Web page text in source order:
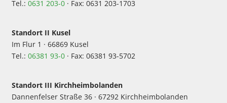
Tel.: 0631 203-0 · Fax: 0631 203-1703
Standort II Kusel
Im Flur 1 · 66869 Kusel
Tel.: 06381 93-0 · Fax: 06381 93-5702
Standort III Kirchheimbolanden
Dannenfelser Straße 36 · 67292 Kirchheimbolanden